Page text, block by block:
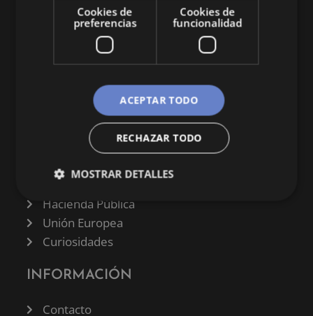
CATEGORÍAS
Negocios
Derecho
Historia
Hacienda Pública
Unión Europea
Curiosidades
INFORMACIÓN
Contacto
Cookies de
preferencias
Cookies de
funcionalidad
ACEPTAR TODO
RECHAZAR TODO
MOSTRAR DETALLES